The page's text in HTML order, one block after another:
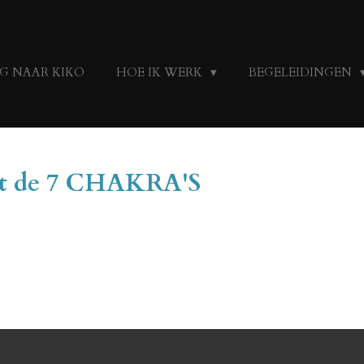
NAAR KIKO HOE IK WERK BEGELEIDINGEN
7 CHAKRA'S